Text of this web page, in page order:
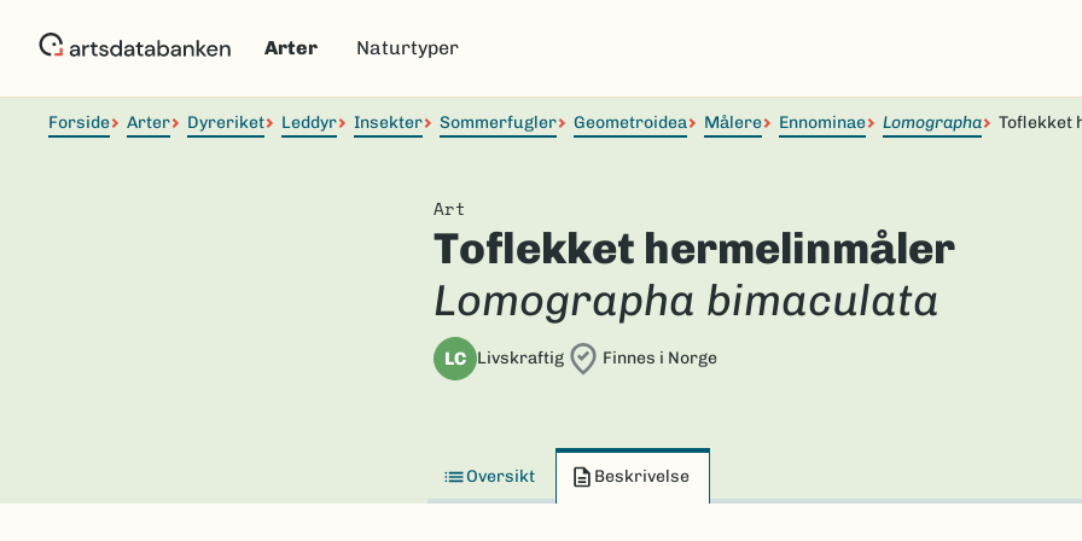
Arter Naturtyper
Forside Arter Dyreriket Leddyr Insekter Sommerfugler Geometroidea Målere Ennominae Lomographa Toflekket
Art
Toflekket hermelinmåler
Lomographa bimaculata
LC Livskraftig Finnes i Norge
Oversikt Beskrivelse